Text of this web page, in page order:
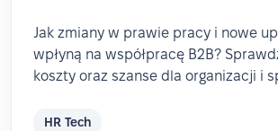
Jak zmiany w prawie pracy i nowe
wpłyną na współpracę B2B?
koszty oraz szanse dla organizacji i
HR Tech